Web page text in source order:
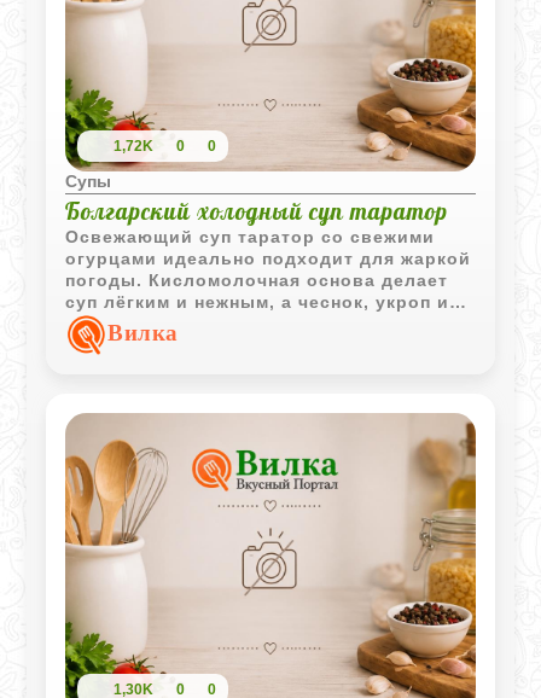
1,72K 0 0
Супы
Болгарский холодный суп таратор
Освежающий суп таратор со свежими
огурцами идеально подходит для жаркой
погоды. Кисломолочная основа делает
суп лёгким и нежным, а чеснок, укроп и
грецкие орехи придают яркий
традиционный вкус.
Вилка
1,30K 0 0